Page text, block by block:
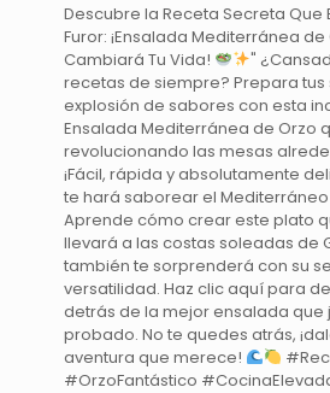
Descubre la Receta Secreta Que
Furor: ¡Ensalada Mediterránea de
Cambiará Tu Vida!
"
recetas de siempre? Prepara
explosión de sabores con esta
Ensalada Mediterránea de Orzo
revolucionando las mesas
¡Fácil, rápida y absolutamente
te hará saborear el
Aprende cómo crear este plato
llevará a las costas soleadas de
también te sorprenderá con su
versatilidad. Haz clic aquí para
detrás de la mejor ensalada que
probado. No te quedes atrás,
aventura que merece!
#OrzoFantástico